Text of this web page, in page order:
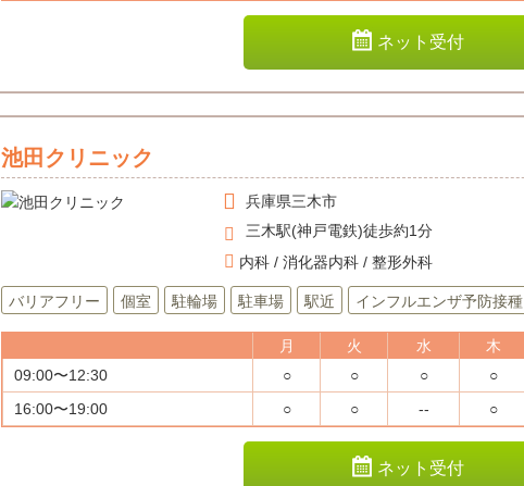
ネット受付
池田クリニック
兵庫県三木市
三木駅(神戸電鉄)徒歩約1分
内科 / 消化器内科 / 整形外科
バリアフリー 個室 駐輪場 駐車場 駅近 インフルエンザ予防接種
月 火 水 木
09:00〜12:30
○ ○ ○ ○
16:00〜19:00
○ ○ -- ○
ネット受付